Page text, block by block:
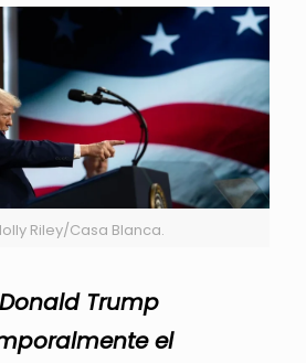
Riley/Casa Blanca.
Trump
el